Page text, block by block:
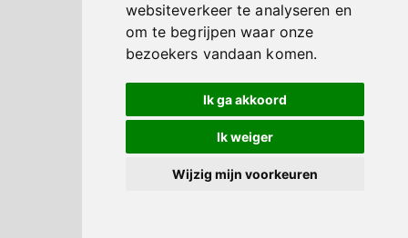
websiteverkeer te analyseren en
om te begrijpen waar onze
bezoekers vandaan komen.
Ik ga akkoord
Ik weiger
Wijzig mijn voorkeuren